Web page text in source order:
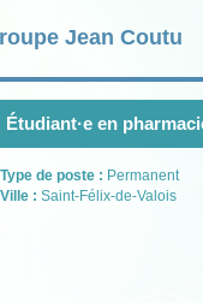
Jean Coutu
Étudiant·e en
Type de poste : Permanent
Ville : Saint-Félix-de-Valois